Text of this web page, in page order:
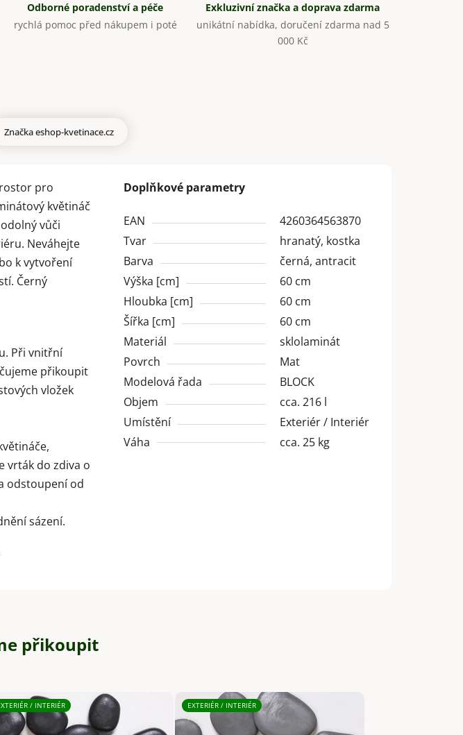
Odborné poradenství a péče
rychlá pomoc před nákupem i poté
Exkluzivní značka a doprava zdarma
unikátní nabídka, doručení zdarma nad 5
000 Kč
Značkaeshop-kvetinace.cz
pro
květináč
vůči
Neváhejte
k vytvoření
Černý
Při vnitřní
přikoupit
vložek
vrták do zdiva o
odstoupení od
sázení.
Doplňkové parametry
EAN
4260364563870
Tvar
hranatý, kostka
Barva
černá, antracit
Výška [cm]
60 cm
Hloubka [cm]
60 cm
Šířka [cm]
60 cm
Materiál
sklolaminát
Povrch
Mat
Modelová řada
BLOCK
Objem
cca. 216 l
Umístění
Exteriér / Interiér
Váha
cca. 25 kg
přikoupit
/ INTERIÉR EXTERIÉR / INTERIÉR